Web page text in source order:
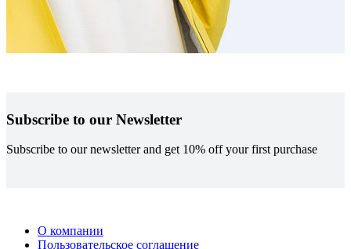
Subscribe to our Newsletter
Subscribe to our newsletter and get 10% off your first purchase
О компании
Пользовательское соглашение